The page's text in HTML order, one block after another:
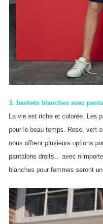
3. baskets blanches avec
La vie est riche et colorée. Les
pour le beau temps. Rose, vert
nous offrent plusieurs options
pantalons droits... avec
blanches pour femmes seront